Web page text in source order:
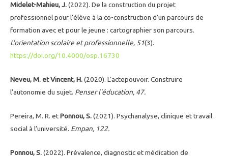
Midelet-Mahieu, J.(2022). De la construction du projet
professionnel pour l’élève à la co-construction d’un parcours de
formation avec et pour le jeune : cartographier son parcours.
L'orientation scolaire et professionnelle, 51(3).
https://doi.org/10.4000/osp.16730
Neveu, M. et Vincent, H.(2020). L’actepouvoir. Construire
l’autonomie du sujet. Penser l'éducation, 47.
Pereira, M. R. etPonnou, S.(2021). Psychanalyse, clinique et travail
social à l’université. Empan, 122.
Ponnou, S.(2022). Prévalence, diagnostic et médication de